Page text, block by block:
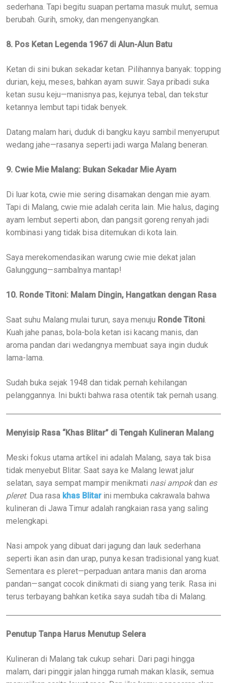
sederhana. Tapi begitu suapan pertama masuk mulut, semua
berubah. Gurih, smoky, dan mengenyangkan.
8. Pos Ketan Legenda 1967 di Alun-Alun Batu
Ketan di sini bukan sekadar ketan. Pilihannya banyak: topping
durian, keju, meses, bahkan ayam suwir. Saya pribadi suka
ketan susu keju—manisnya pas, kejunya tebal, dan tekstur
ketannya lembut tapi tidak benyek.
Datang malam hari, duduk di bangku kayu sambil menyeruput
wedang jahe—rasanya seperti jadi warga Malang beneran.
9. Cwie Mie Malang: Bukan Sekadar Mie Ayam
Di luar kota, cwie mie sering disamakan dengan mie ayam.
Tapi di Malang, cwie mie adalah cerita lain. Mie halus, daging
ayam lembut seperti abon, dan pangsit goreng renyah jadi
kombinasi yang tidak bisa ditemukan di kota lain.
Saya merekomendasikan warung cwie mie dekat jalan
Galunggung—sambalnya mantap!
10. Ronde Titoni: Malam Dingin, Hangatkan dengan Rasa
Saat suhu Malang mulai turun, saya menuju Ronde Titoni
Kuah jahe panas, bola-bola ketan isi kacang manis, dan
aroma pandan dari wedangnya membuat saya ingin duduk
lama-lama.
Sudah buka sejak 1948 dan tidak pernah kehilangan
pelanggannya. Ini bukti bahwa rasa otentik tak pernah usang.
Menyisip Rasa “Khas Blitar” di Tengah Kulineran Malang
Meski fokus utama artikel ini adalah Malang, saya tak bisa
tidak menyebut Blitar. Saat saya ke Malang lewat jalur
selatan, saya sempat mampir menikmati nasi ampokdan es
pleret. Dua rasa khas Blitarini membuka cakrawala bahwa
kulineran di Jawa Timur adalah rangkaian rasa yang saling
melengkapi.
Nasi ampok yang dibuat dari jagung dan lauk sederhana
seperti ikan asin dan urap, punya kesan tradisional yang kuat.
Sementara es pleret—perpaduan antara manis dan aroma
pandan—sangat cocok dinikmati di siang yang terik. Rasa ini
terus terbayang bahkan ketika saya sudah tiba di Malang.
Penutup Tanpa Harus Menutup Selera
Kulineran di Malang tak cukup sehari. Dari pagi hingga
malam, dari pinggir jalan hingga rumah makan klasik, semua